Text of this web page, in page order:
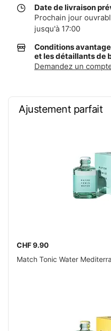
Date de livraison
Prochain jour
jusqu'à 17:00
Conditions
et les détaillants de
Demandez un
Ajustement parfait
CHF 9.90
Match Tonic Water